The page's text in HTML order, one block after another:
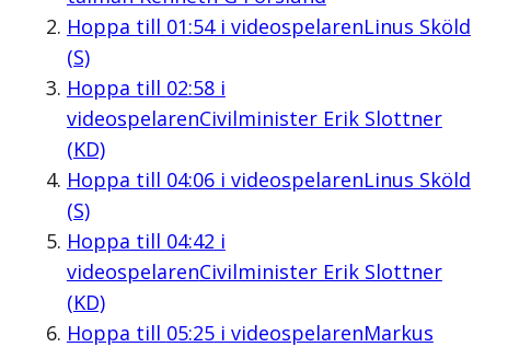
Hoppa till 01:54i videospelarenLinus Sköld
(S)
Hoppa till 02:58i
videospelarenCivilminister Erik Slottner
(KD)
Hoppa till 04:06i videospelarenLinus Sköld
(S)
Hoppa till 04:42 i
videospelarenCivilminister Erik Slottner
(KD)
Hoppa till 05:25i videospelarenMarkus